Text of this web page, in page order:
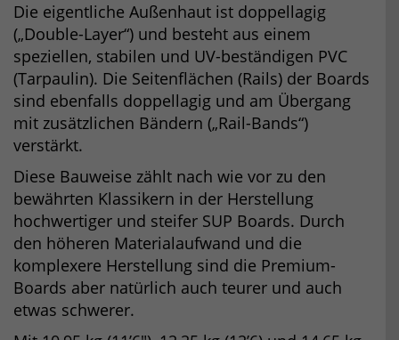
Die eigentliche Außenhaut ist doppellagig
(„Double-Layer“) und besteht aus einem
speziellen, stabilen und UV-beständigen PVC
(Tarpaulin). Die Seitenflächen (Rails) der Boards
sind ebenfalls doppellagig und am Übergang
mit zusätzlichen Bändern („Rail-Bands“)
verstärkt.
Diese Bauweise zählt nach wie vor zu den
bewährten Klassikern in der Herstellung
hochwertiger und steifer SUP Boards. Durch
den höheren Materialaufwand und die
komplexere Herstellung sind die Premium-
Boards aber natürlich auch teurer und auch
etwas schwerer.